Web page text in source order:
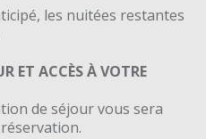
les nuitées restantes
ET ACCÈS À VOTRE
de séjour vous sera